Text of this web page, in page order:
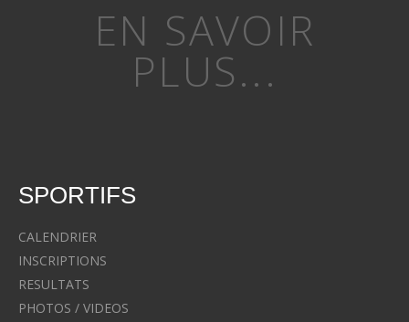
EN SAVOIR
PLUS...
SPORTIFS
CALENDRIER
INSCRIPTIONS
RESULTATS
PHOTOS / VIDEOS